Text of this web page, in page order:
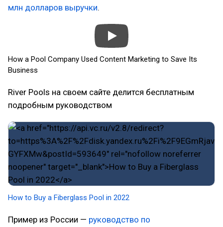
млн долларов выручки.
How a Pool Company Used Content Marketing to Save Its
Business
River Pools на своем сайте делится бесплатным
подробным руководством
How to Buy a Fiberglass Pool in 2022
Пример из России — руководство по